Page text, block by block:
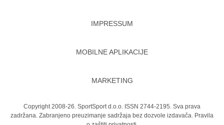
IMPRESSUM
MOBILNE APLIKACIJE
MARKETING
Copyright 2008-26. SportSport d.o.o. ISSN 2744-2195. Sva prava
zadržana. Zabranjeno preuzimanje sadržaja bez dozvole izdavača. Pravila